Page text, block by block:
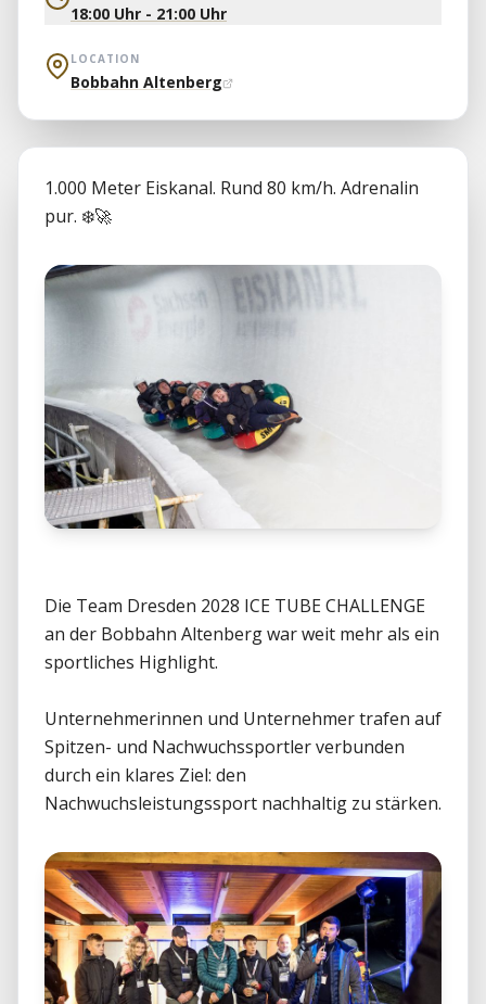
18:00 Uhr - 21:00 Uhr
LOCATION
Bobbahn Altenberg
1.000 Meter Eiskanal. Rund 80 km/h. Adrenalin
Die Team Dresden 2028 ICE TUBE CHALLENGE
an der Bobbahn Altenberg war weit mehr als ein
sportliches Highlight.
Unternehmerinnen und Unternehmer trafen auf
Spitzen- und Nachwuchssportler verbunden
durch ein klares Ziel: den